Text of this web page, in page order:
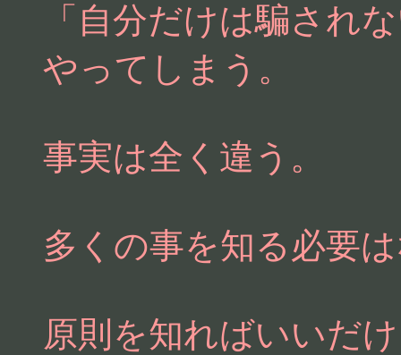
「自分だけは騙され
やってしまう。
事実は全く違う。
多くの事を知る必要
原則を知ればいいだ